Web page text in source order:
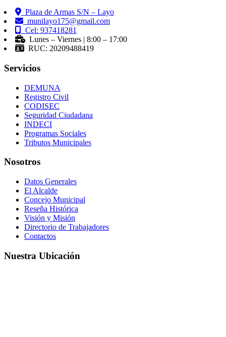
Plaza de Armas S/N – Layo
munilayo175@gmail.com
Cel: 937418281
Lunes – Viernes | 8:00 – 17:00
RUC: 20209488419
Servicios
DEMUNA
Registro Civil
CODISEC
Seguridad Ciudadana
INDECI
Programas Sociales
Tributos Municipales
Nosotros
Datos Generales
El Alcalde
Concejo Municipal
Reseña Histórica
Visión y Misión
Directorio de Trabajadores
Contactos
Nuestra Ubicación